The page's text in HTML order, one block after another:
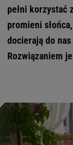
pełni korzystać
promieni
docierają do
Rozwiązaniem